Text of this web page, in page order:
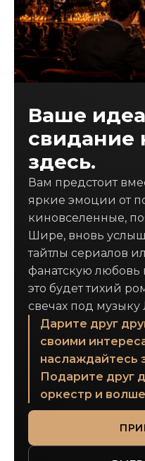
Ваше
свидание
здесь.
Вам предстоит
яркие эмоции от
киновселенные,
Шире, вновь
тайтлы сериалов
фанатскую любовь
это будет тихий
свечах под
Дарите друг
своими
наслаждайтесь
Подарите друг
оркестр и